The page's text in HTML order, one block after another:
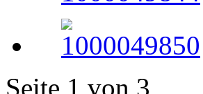
Seite 1 von 3